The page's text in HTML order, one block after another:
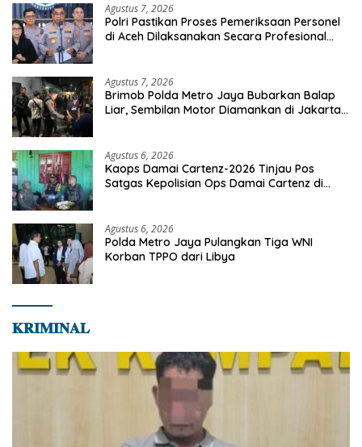
Agustus 7, 2026
Polri Pastikan Proses Pemeriksaan Personel
di Aceh Dilaksanakan Secara Profesional
Agustus 7, 2026
Brimob Polda Metro Jaya Bubarkan Balap
Liar, Sembilan Motor Diamankan di Jakarta
Agustus 6, 2026
Kaops Damai Cartenz-2026 Tinjau Pos
Satgas Kepolisian Ops Damai Cartenz di
Agustus 6, 2026
Polda Metro Jaya Pulangkan Tiga WNI
Korban TPPO dari Libya
𝐊𝐑𝐈𝐌𝐈𝐍𝐀𝐋